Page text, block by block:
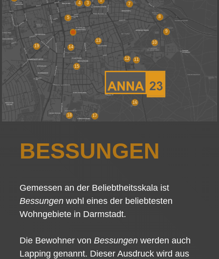
10
11
12
13
14
15
16
17
18
19
3
4
5
7
8
9
BESSUNGEN
Gemessen an der Beliebtheitsskala ist
Bessungen wohl eines der beliebtesten
Wohngebiete in Darmstadt.
Die Bewohner vonBessungen werden auch
Lapping genannt. Dieser Ausdruck wird aus